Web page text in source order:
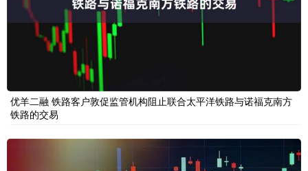
优羊二融 铁路客户敦促监管机构阻止联合太平洋铁路与诺福克南方
铁路的交易